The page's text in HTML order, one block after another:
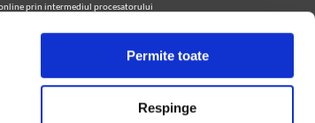
Permite toate
Respinge
prin intermediul procesatorului
pe facebook pentru a fi la curent cu